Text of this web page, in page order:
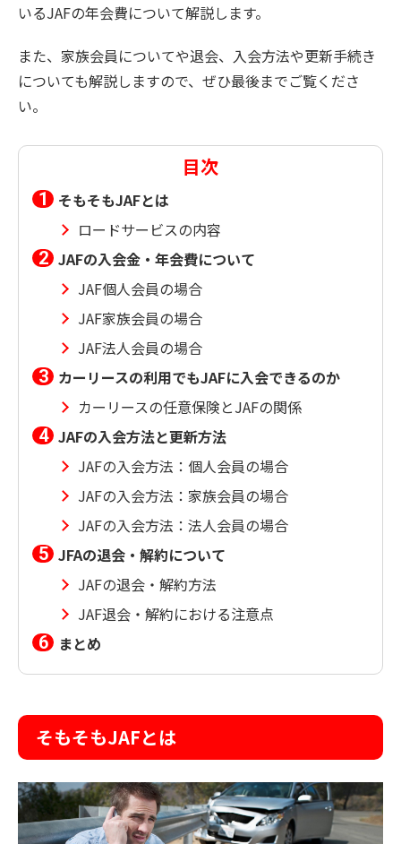
いるJAFの年会費について解説します。
また、家族会員についてや退会、入会方法や更新手続き
についても解説しますので、ぜひ最後までご覧くださ
い。
目次
そもそもJAFとは
ロードサービスの内容
JAFの入会金・年会費について
JAF個人会員の場合
JAF家族会員の場合
JAF法人会員の場合
カーリースの利用でもJAFに入会できるのか
カーリースの任意保険とJAFの関係
JAFの入会方法と更新方法
JAFの入会方法：個人会員の場合
JAFの入会方法：家族会員の場合
JAFの入会方法：法人会員の場合
JFAの退会・解約について
JAFの退会・解約方法
JAF退会・解約における注意点
まとめ
そもそもJAFとは